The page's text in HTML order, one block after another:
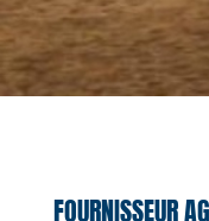
FOURNISSEUR